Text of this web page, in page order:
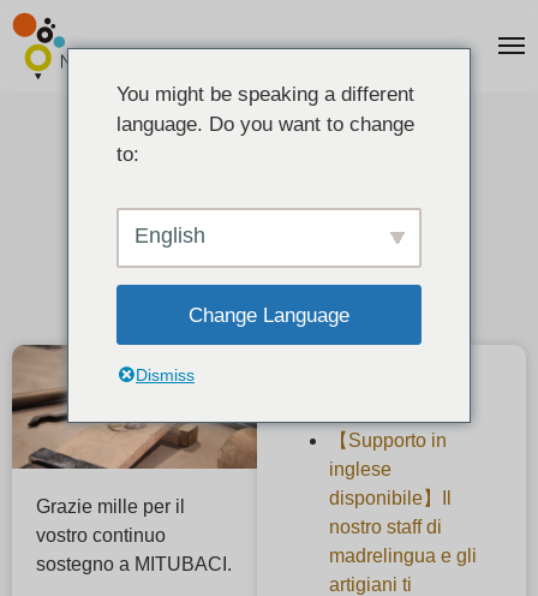
Notifica della modifica dei prezzi
Grazie mille per il
vostro continuo
sostegno a MITUBACI.
【Supporto in
inglese
disponibile】Il
nostro staff di
madrelingua e gli
artigiani ti
You might be speaking a different
language. Do you want to change
to:
English
Change Language
Dismiss